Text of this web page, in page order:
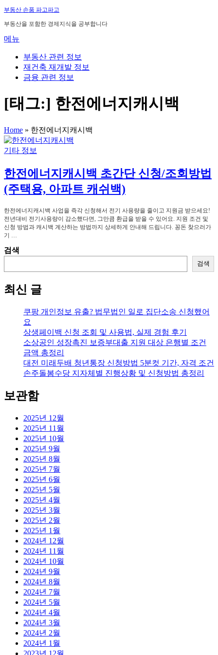
내
용
로
부동산 손품 파고파고
부동산을 포함한 경제지식을 공부합니다
메뉴
부동산 관련 정보
재건축 재개발 정보
금융 관련 정보
[태그:] 한전에너지캐시백
Home » 한전에너지캐시백
기타 정보
한전에너지캐시백 초간단 신청/조회방법
(주택용, 아파트 캐쉬백)
한전에너지캐시백 사업을 즉각 신청해서 전기 사용량을 줄이고 지원금 받으세요!
전년대비 전기사용량이 감소했다면, 그만큼 환급을 받을 수 있어요. 지원 조건 및
신청 방법과 캐시백 계산하는 방법까지 상세하게 안내해 드립니다. 꽁돈 찾으러가
기 …
검색
검색
최신 글
쿠팡 개인정보 유출? 법무법인 일로 집단소송 신청했어
요
상생페이백 신청 조회 및 사용법, 실제 경험 후기
소상공인 성장촉진 보증부대출 지원 대상 은행별 조건
금액 총정리
대전 미래두배 청년통장 신청방법 5분컷 기간, 자격 조건
손주돌봄수당 지자체별 진행상황 및 신청방법 총정리
보관함
2025년 12월
2025년 11월
2025년 10월
2025년 9월
2025년 8월
2025년 7월
2025년 6월
2025년 5월
2025년 4월
2025년 3월
2025년 2월
2025년 1월
2024년 12월
2024년 11월
2024년 10월
2024년 9월
2024년 8월
2024년 7월
2024년 5월
2024년 4월
2024년 3월
2024년 2월
2024년 1월